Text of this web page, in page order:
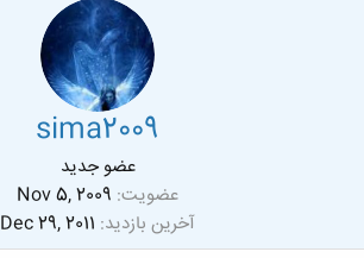
sima2009
عضو جدید
عضویت Nov 5, 2009
آخرین بازدید Dec 29, 2011